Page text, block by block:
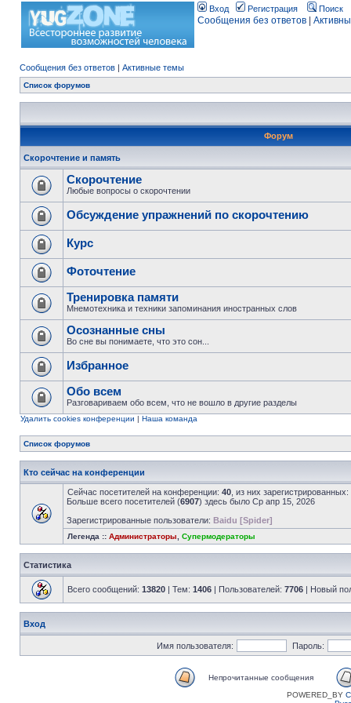
Вход Регистрация Поиск
Сообщения без ответов
Сообщения без ответов | Активные темы
Список форумов
Форум
Скорочтение и память
Скорочтение
Любые вопросы о скорочтении
Обсуждение упражнений по скорочтению
Курс
Фоточтение
Тренировка памяти
Мнемотехника и техники запоминания иностранных слов
Осознанные сны
Во сне вы понимаете, что это сон...
Избранное
Обо всем
Разговариваем обо всем, что не вошло в другие разделы
Удалить cookies конференции | Наша команда
Список форумов
Кто сейчас на конференции
Сейчас посетителей на конференции: 40 , из них
Больше всего посетителей (6907) здесь было Ср апр 15, 2026
Зарегистрированные пользователи: Baidu [Spider]
Легенда :: Администраторы Супермодераторы
Статистика
Всего сообщений: 13820 | Тем: 1406 | Пользователей: 7706 | Новый
Вход
Имя пользователя: Пароль:
Непрочитанные сообщения
POWERED_BY